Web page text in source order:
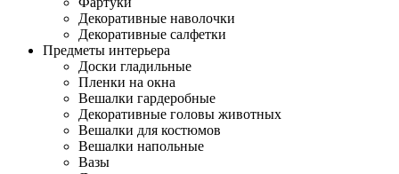
Декоративные наволочки
Декоративные салфетки
Предметы интерьера
Доски гладильные
Пленки на окна
Вешалки гардеробные
Декоративные головы животных
Вешалки для костюмов
Вешалки напольные
Вазы